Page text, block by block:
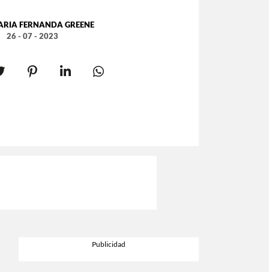
FERNANDA GREENE
26 - 07 - 2023